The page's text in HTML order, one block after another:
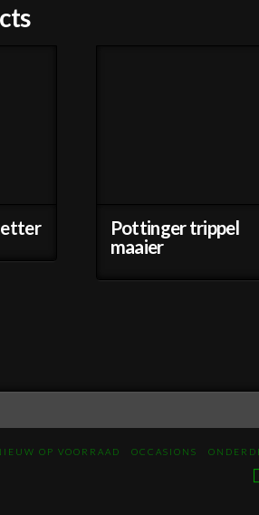
Pottinger trippel
maaier
OP VOORRAAD OCCASIONS